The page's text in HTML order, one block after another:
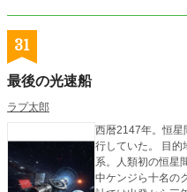
未来についても考えるよ
えや経験から得た
31
最後の光速船
ラプ太郎
西暦2147年。恒星
行していた。 目的
系。人類初の恒星
中ケンジら十名の